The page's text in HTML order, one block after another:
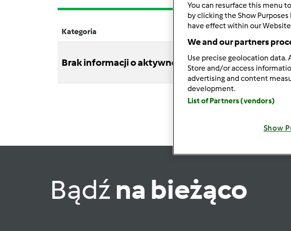
Kategoria Tytuł Autor
Brak informacji o aktywnościach
Bądź na bieżąco
You can resurface this menu
by clicking the Show
have effect within our
We and our partners
Use precise geolocation
Store and/or access
advertising and content
development.
List of Partners (vendors)
Show